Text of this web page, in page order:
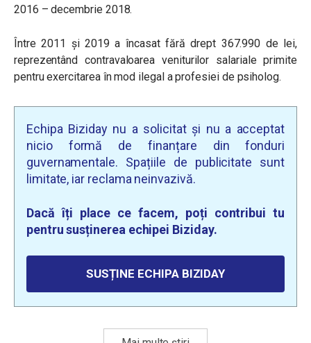
2016 – decembrie 2018.
Între 2011 și 2019 a încasat fără drept 367.990 de lei,
reprezentând contravaloarea veniturilor salariale primite
pentru exercitarea în mod ilegal a profesiei de psiholog.
Echipa Biziday nu a solicitat și nu a acceptat
nicio formă de finanțare din fonduri
guvernamentale. Spațiile de publicitate sunt
limitate, iar reclama neinvazivă.
Dacă îți place ce facem, poți contribui tu
pentru susținerea echipei Biziday.
SUSȚINE ECHIPA BIZIDAY